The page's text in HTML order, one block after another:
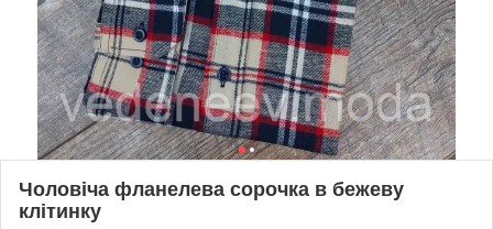
Чоловіча фланелева сорочка в бежеву
клітинку